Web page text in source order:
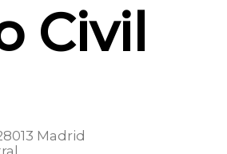
Civil
Madrid